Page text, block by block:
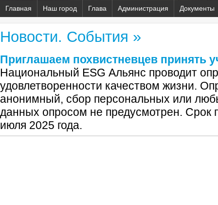
Главная Наш город Глава Администрация Документы
Новости. События »
Приглашаем похвистневцев принять
Национальный ESG Альянс проводит
удовлетворенности качеством жизни.
анонимный, сбор персональных или
данных опросом не предусмотрен. Срок
июля 2025 года.